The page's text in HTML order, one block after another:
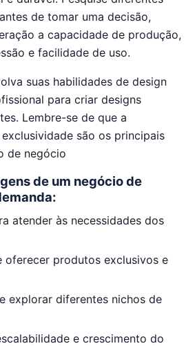
de tomar uma decisão,
a capacidade de produção,
e facilidade de uso.
suas habilidades de design
para criar designs
Lembre-se de que a
são os principais
de negócio
de um negócio de
atender às necessidades dos
oferecer produtos exclusivos e
explorar diferentes nichos de
e crescimento do